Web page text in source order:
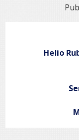
Navegação
Helio